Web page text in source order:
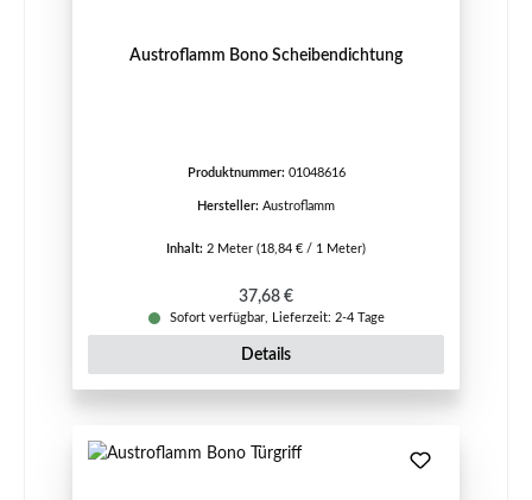
Austroflamm Bono Scheibendichtung
Produktnummer: 01048616
Hersteller: Austroflamm
Inhalt: 2 Meter (18,84 € / 1 Meter)
Regulärer Preis:
37,68 €
Sofort verfügbar, Lieferzeit: 2-4 Tage
Details